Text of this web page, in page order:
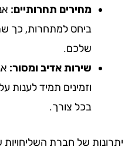
מחירים תחרותיים:אנו
ביחס למתחרות, כך
שלכם.
שירות אדיב ומסור:אנו
וזמינים תמיד לענות על
בכל צורך.
של חברת השליחויות שלנו: